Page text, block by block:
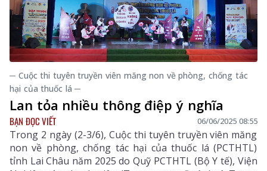
─ Cuộc thi tuyên truyền viên măng non về phòng, chống tác
hại của thuốc lá ─
Lan tỏa nhiều thông điệp ý nghĩa
BẠN ĐỌC VIẾT 06/06/2025 08:55
Trong 2 ngày (2-3/6), Cuộc thi tuyên truyền viên măng
non về phòng, chống tác hại của thuốc lá (PCTHTL)
tỉnh Lai Châu năm 2025 do Quỹ PCTHTL (Bộ Y tế), Viện